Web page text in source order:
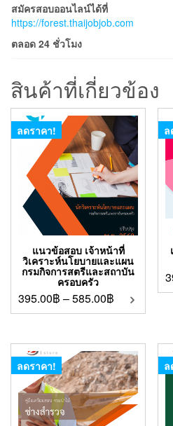
สมัครสอบออนไลน์ได้ที่
https://forest.thaijobjob.com
ตลอด 24 ชั่วโมง
สินค้าที่เกี่ยวข้อง
ลดราคา!
แนวข้อสอบ เจ้าหน้าที่
วิเคราะห์นโยบายและแผน
กรมกิจการสตรีและสถาบัน
ครอบครัว
395.00฿ –585.00฿
ล
ลดราคา! ล